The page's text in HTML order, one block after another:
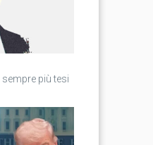
più tesi